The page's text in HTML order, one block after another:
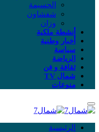
الحسيمة
شفشاون
وزان
أنشطة ملكية
أخبار وطنية
سياسة
الرياضة
ثقافة و فن
شمال TV
منوعات
الرئيسية